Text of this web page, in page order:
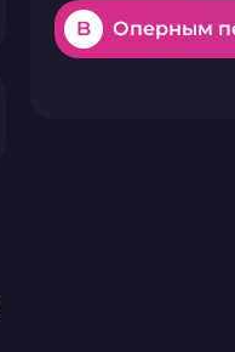
B Оперным